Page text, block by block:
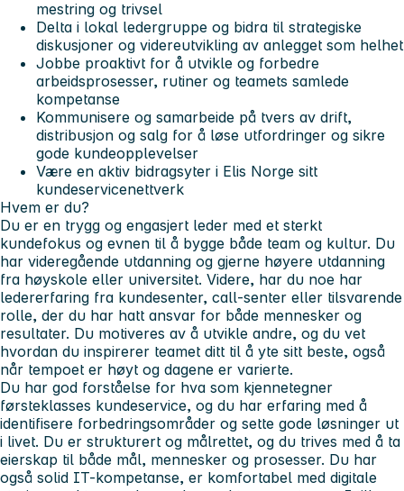
mestring og trivsel
Delta i lokal ledergruppe og bidra til strategiske
diskusjoner og videreutvikling av anlegget som helhet
Jobbe proaktivt for å utvikle og forbedre
arbeidsprosesser, rutiner og teamets samlede
kompetanse
Kommunisere og samarbeide på tvers av drift,
distribusjon og salg for å løse utfordringer og sikre
gode kundeopplevelser
Være en aktiv bidragsyter i Elis Norge sitt
kundeservicenettverk
Hvem er du?
Du er en trygg og engasjert leder med et sterkt
kundefokus og evnen til å bygge både team og kultur. Du
har videregående utdanning og gjerne høyere utdanning
fra høyskole eller universitet. Videre, har du noe har
ledererfaring fra kundesenter, call-senter eller tilsvarende
rolle, der du har hatt ansvar for både mennesker og
resultater. Du motiveres av å utvikle andre, og du vet
hvordan du inspirerer teamet ditt til å yte sitt beste, også
når tempoet er høyt og dagene er varierte.
Du har god forståelse for hva som kjennetegner
førsteklasses kundeservice, og du har erfaring med å
identifisere forbedringsområder og sette gode løsninger ut
i livet. Du er strukturert og målrettet, og du trives med å ta
eierskap til både mål, mennesker og prosesser. Du har
også solid IT-kompetanse, er komfortabel med digitale